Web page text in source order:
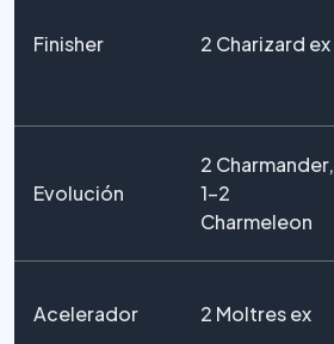
Finisher 2 Charizard ex
Evolución
2 Charmander,
1–2
Charmeleon
Acelerador 2 Moltres ex